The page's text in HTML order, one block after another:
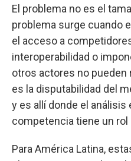
El problema no es el
problema surge cuando
el acceso a
interoperabilidad o
otros actores no pueden
es la disputabilidad del
y es allí donde el análisis
competencia tiene un rol
Para América Latina,